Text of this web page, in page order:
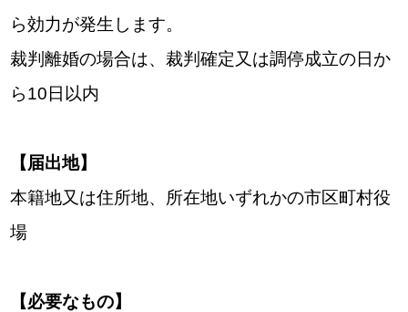
ら効力が発生します。
裁判離婚の場合は、裁判確定又は調停成立の日か
ら10日以内
【届出地】
本籍地又は住所地、所在地いずれかの市区町村役
場
【必要なもの】